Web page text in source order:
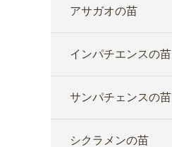
アサガオの苗
インパチエンスの苗
サンパチェンスの苗
シクラメンの苗